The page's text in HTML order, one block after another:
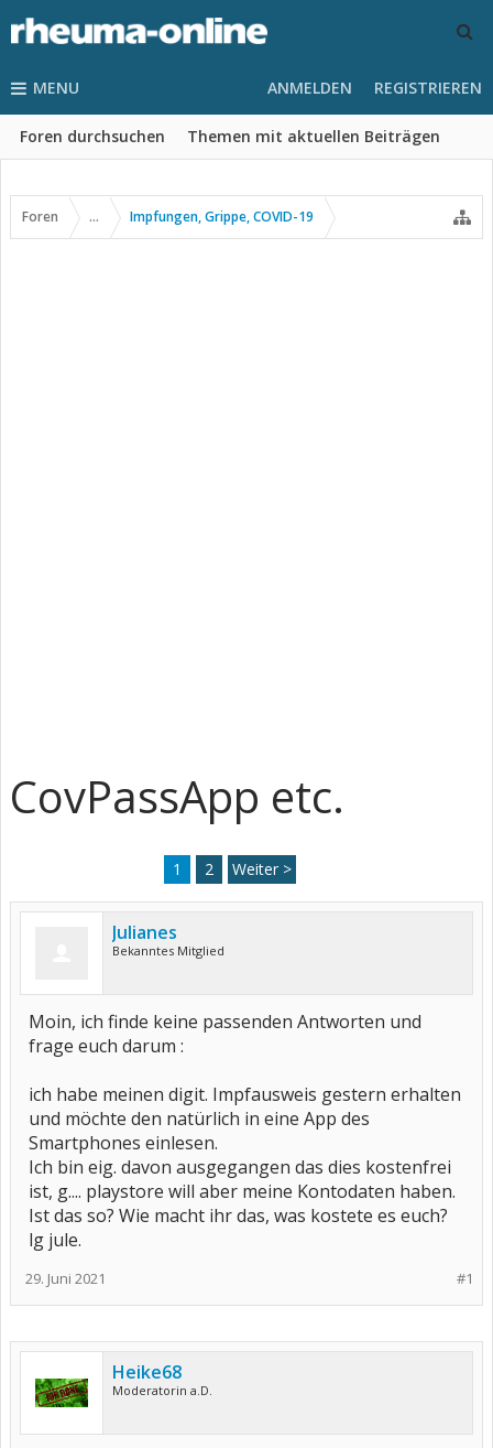
MENU
Foren durchsuchen Themen mit aktuellen Beiträgen
ANMELDEN REGISTRIEREN
Foren ... Impfungen, Grippe, COVID-19
CovPassApp etc.
1 2 Weiter >
Julianes
Bekanntes Mitglied
Moin, ich finde keine passenden Antworten und
frage euch darum :
ich habe meinen digit. Impfausweis gestern erhalten
und möchte den natürlich in eine App des
Smartphones einlesen.
Ich bin eig. davon ausgegangen das dies kostenfrei
ist, g.... playstore will aber meine Kontodaten haben.
Ist das so? Wie macht ihr das, was kostete es euch?
lg jule.
#1
29. Juni 2021
Heike68
Moderatorin a.D.